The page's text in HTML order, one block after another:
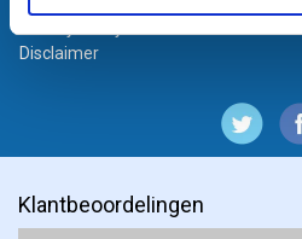
Disclaimer
Klantbeoordelingen